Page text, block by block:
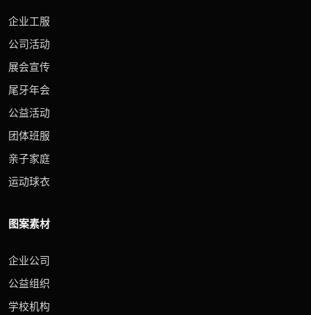
企业工服
公司活动
展会宣传
尾牙年会
公益活动
团体班服
亲子家庭
运动球衣
图案素材
企业公司
公益组织
学校机构